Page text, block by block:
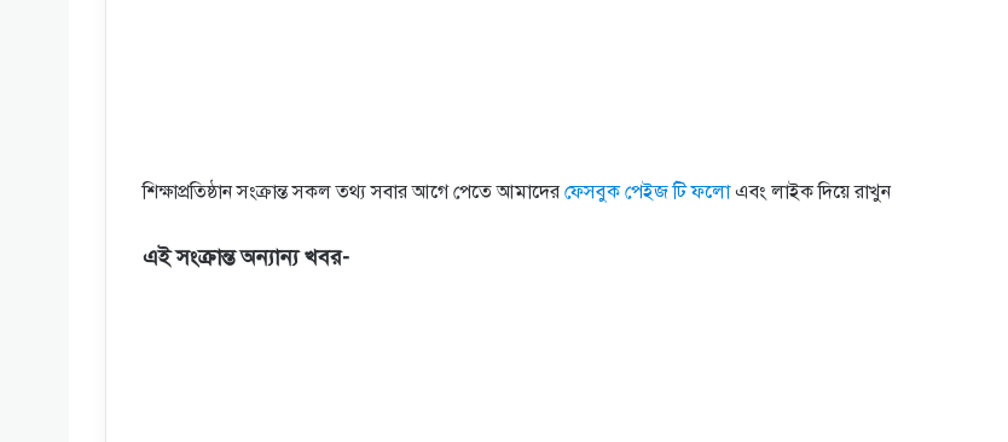
শিক্ষাপ্রতিষ্ঠান সংক্রান্ত সকল তথ্য সবার আগে পেতে আমাদের ফেসবুক পেইজ টি ফলোএবং লাইক দিয়ে রাখুন
এই সংক্রান্ত অন্যান্য খবর-